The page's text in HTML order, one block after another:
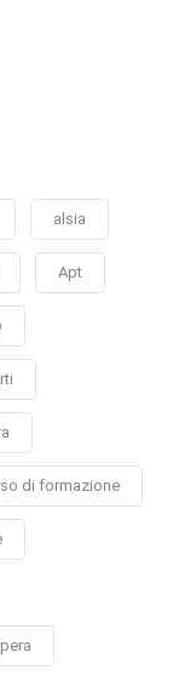
alsia
Apt
di formazione